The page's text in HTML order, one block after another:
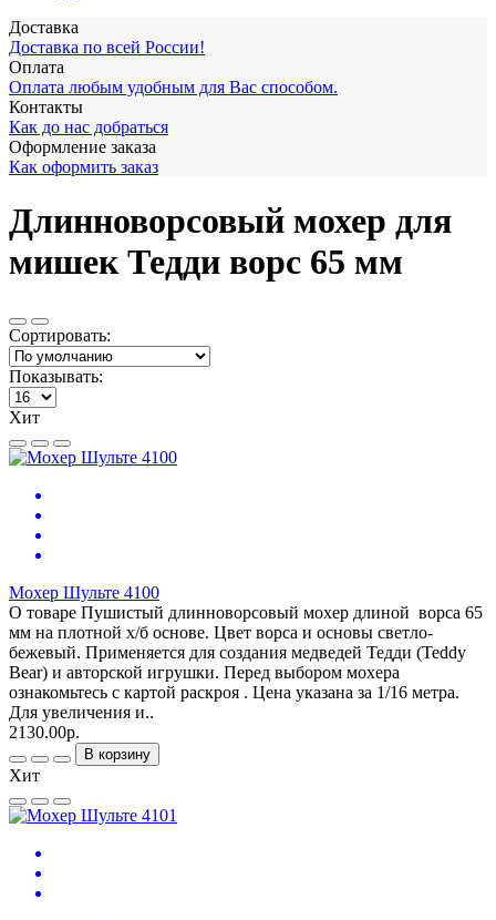
Доставка
Доставка по всей России!
Оплата
Оплата любым удобным для Вас способом.
Контакты
Как до нас добраться
Оформление заказа
Как оформить заказ
Длинноворсовый мохер для
мишек Тедди ворс 65 мм
Сортировать:
Показывать:
Хит
Мохер Шульте 4100
О товаре Пушистый длинноворсовый мохер длиной ворса 65
мм на плотной х/б основе. Цвет ворса и основы светло-
бежевый. Применяется для создания медведей Тедди (Teddy
Bear) и авторской игрушки. Перед выбором мохера
ознакомьтесь с картой раскроя . Цена указана за 1/16 метра.
Для увеличения и..
2130.00р.
В корзину
Хит